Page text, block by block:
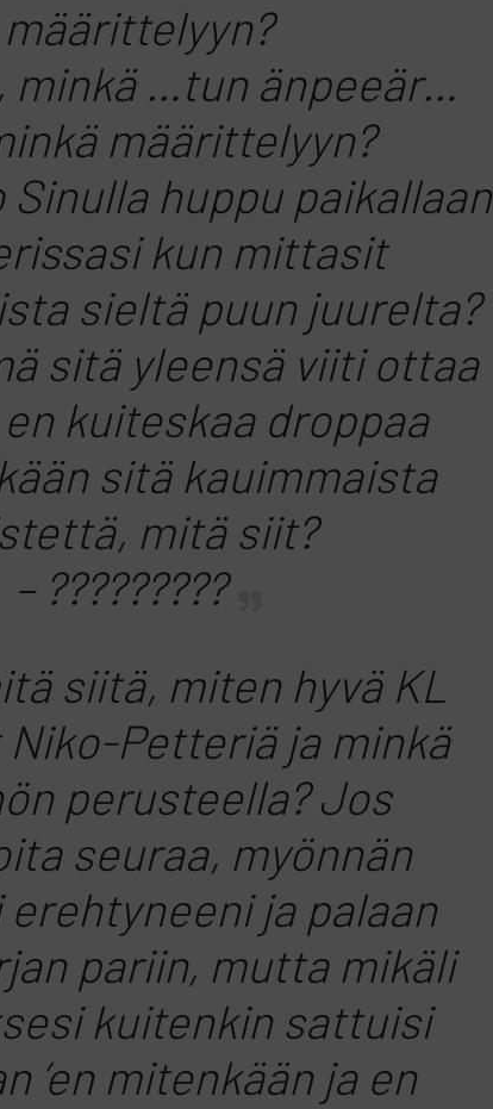
määrittelyyn?
minkä …tun änpeeär…
määrittelyyn?
Sinulla huppu paikallaan
kun mittasit
sieltä puun juurelta?
sitä yleensä viiti ottaa
en kuiteskaa droppaa
sitä kauimmaista
mitä siit?
– ?????????
siitä, miten hyvä KL
Petteriä ja minkä
perusteella? Jos
seuraa, myönnän
ja palaan
pariin, mutta mikäli
kuitenkin sattuisi
’en mitenkään ja en